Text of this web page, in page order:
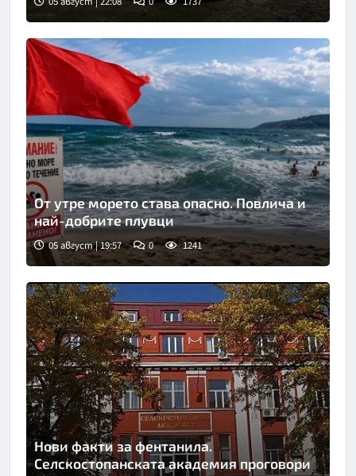
От утре морето става опасно. Повлича и
най-добрите плувци
05 август | 19:57 0 1241
Нови факти за фентанила.
Селскостопанската академия проговори